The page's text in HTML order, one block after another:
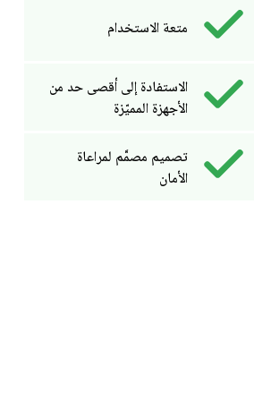
متعة الاستخدام
الاستفادة إلى أقصى حد من
الأجهزة المميّزة
تصميم مصمَّم لمراعاة
الأمان